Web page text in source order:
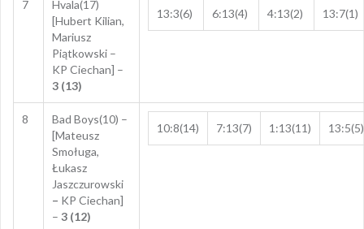
7
Hvala(17)
[Hubert Kilian,
Mariusz
Piątkowski –
KP Ciechan] –
3 (13)
13:3(6) 6:13(4) 4:13(2) 13:7(1)
8
Bad Boys(10) –
[Mateusz
Smoługa,
Łukasz
Jaszczurowski
– KP Ciechan]
– 3 (12)
10:8(14) 7:13(7) 1:13(11) 13:5(5)